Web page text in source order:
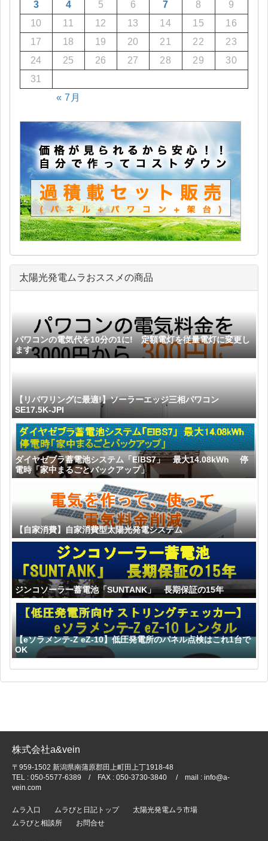
« 7月
3 4 5 6 7 8
9
10
11 12 13 14 15
16
17
18 19 20 21 22
23
24
25 26 27 28 29
30
31
太陽光発電ムラおススメの商品
パワコンの電気代を10分の1に! 定額電灯を従量電灯に変更し
ます
【リパワリングに最適!】ソーラーエッジ三相パワコン
SE17.5K-JPI
ダイヤゼブラ蓄電池システム「EIBS7」 最大14.08kWh 停
電時「家中まるごとバックアップ」
【自家消費】自家消費型太陽光発電システム
ジンコソーラー蓄電池「SUNTANK」 長期保証の15年
【eソラメンテ-Z eZ-10】低圧発電所のパネル点検はこれ1台で
OK
株式会社a&vein
〒959-1502 新潟県南蒲原郡田上町田上丁1918-48
TEL : 050-5577-6389 / FAX : 050-3730-3840 / mail : info@a-
vein.com
ムラ入口 ムラびと日記トップ
太陽光発電ムラ市場
ムラびと相談所
お問合せ